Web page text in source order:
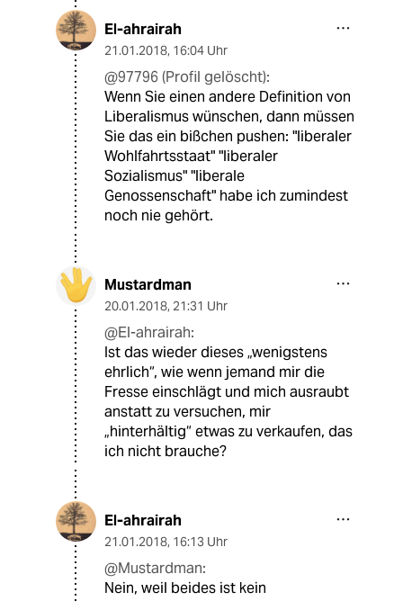
El-ahrairah
21.01.2018, 16:04 Uhr
@97796 (Profil gelöscht):
Wenn Sie einen andere Definition von
Liberalismus wünschen, dann müssen
Sie das ein bißchen pushen: "liberaler
Wohlfahrtsstaat" "liberaler
Sozialismus" "liberale
Genossenschaft" habe ich zumindest
noch nie gehört.
Mustardman
20.01.2018, 21:31 Uhr
@El-ahrairah:
Ist das wieder dieses „wenigstens
ehrlich“, wie wenn jemand mir die
Fresse einschlägt und mich ausraubt
anstatt zu versuchen, mir
„hinterhältig“ etwas zu verkaufen, das
ich nicht brauche?
El-ahrairah
21.01.2018, 16:13 Uhr
@Mustardman:
Nein, weil beides ist kein